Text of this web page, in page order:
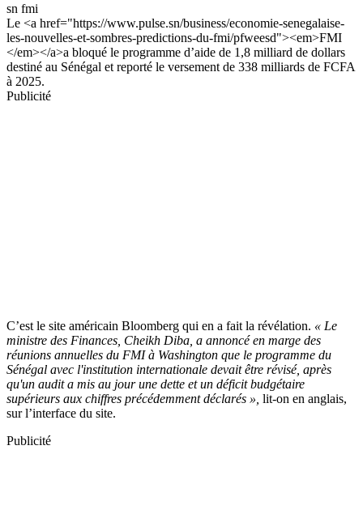
sn fmi
Le <a href="https://www.pulse.sn/business/economie-senegalaise-
les-nouvelles-et-sombres-predictions-du-fmi/pfweesd"><em>FMI
</em></a>a bloqué le programme d’aide de 1,8 milliard de dollars
destiné au Sénégal et reporté le versement de 338 milliards de FCFA
à 2025.
Publicité
C’est le site américain Bloomberg qui en a fait la révélation. « Le
ministre des Finances, Cheikh Diba, a annoncé en marge des
réunions annuelles du FMI à Washington que le programme du
Sénégal avec l'institution internationale devait être révisé, après
qu'un audit a mis au jour une dette et un déficit budgétaire
supérieurs aux chiffres précédemment déclarés », lit-on en anglais,
sur l’interface du site.
Publicité